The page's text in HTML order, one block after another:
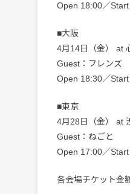
Open 18:00／
■大阪
4月14日（金） at
Guest：フレンズ
Open 18:30／
■東京
4月28日（金） at
Guest：ねごと
Open 17:00／
各会場チケット金